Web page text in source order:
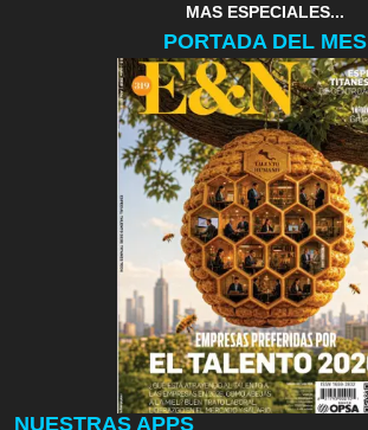
MAS ESPECIALES...
PORTADA DEL MES
NUESTRAS APPS